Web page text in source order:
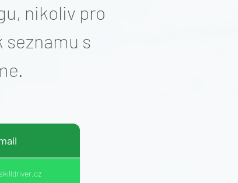
nikoliv pro
s